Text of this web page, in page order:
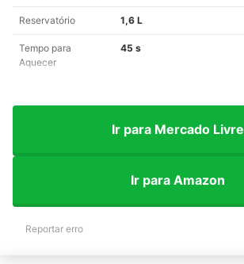
Reservatório 1,6 L
Tempo para
Aquecer
45 s
Ir para Mercado Livre
Ir para Amazon
Reportar erro